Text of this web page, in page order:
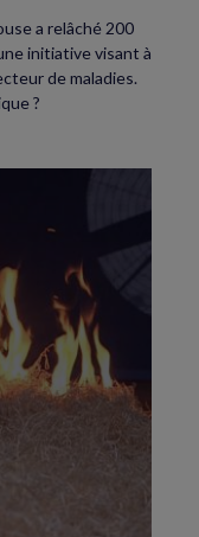
a relâché 200
initiative visant à
de maladies.
?